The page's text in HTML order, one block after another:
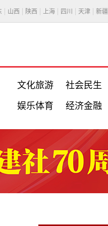
山西 陕西 上海 四川 天津 新疆
文化旅游 社会民生
娱乐体育 经济金融